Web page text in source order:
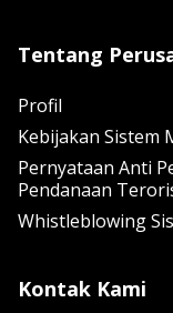
Tentang
Profil
Kebijakan Sistem
Pernyataan Anti
Pendanaan
Whistleblowing
Kontak Kami